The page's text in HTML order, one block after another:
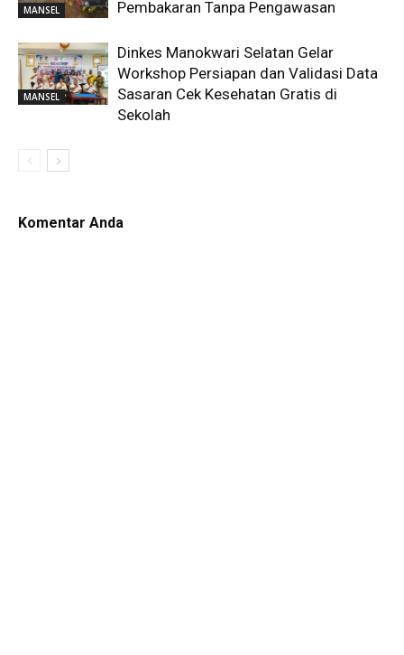
MANSEL Pembakaran Tanpa Pengawasan
MANSEL
Dinkes Manokwari Selatan Gelar
Workshop Persiapan dan Validasi Data
Sasaran Cek Kesehatan Gratis di
Sekolah
Komentar Anda